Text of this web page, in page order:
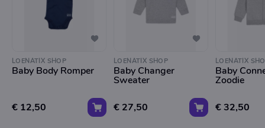
LOENATIX SHOP
Baby Body Romper
€ 12,50
LOENATIX SHOP
Baby Changer
Sweater
€ 27,50
LOENATIX
Baby
Zoodie
€ 32,50